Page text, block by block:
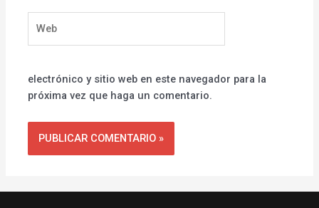
electrónico y sitio web en este navegador para la
próxima vez que haga un comentario.